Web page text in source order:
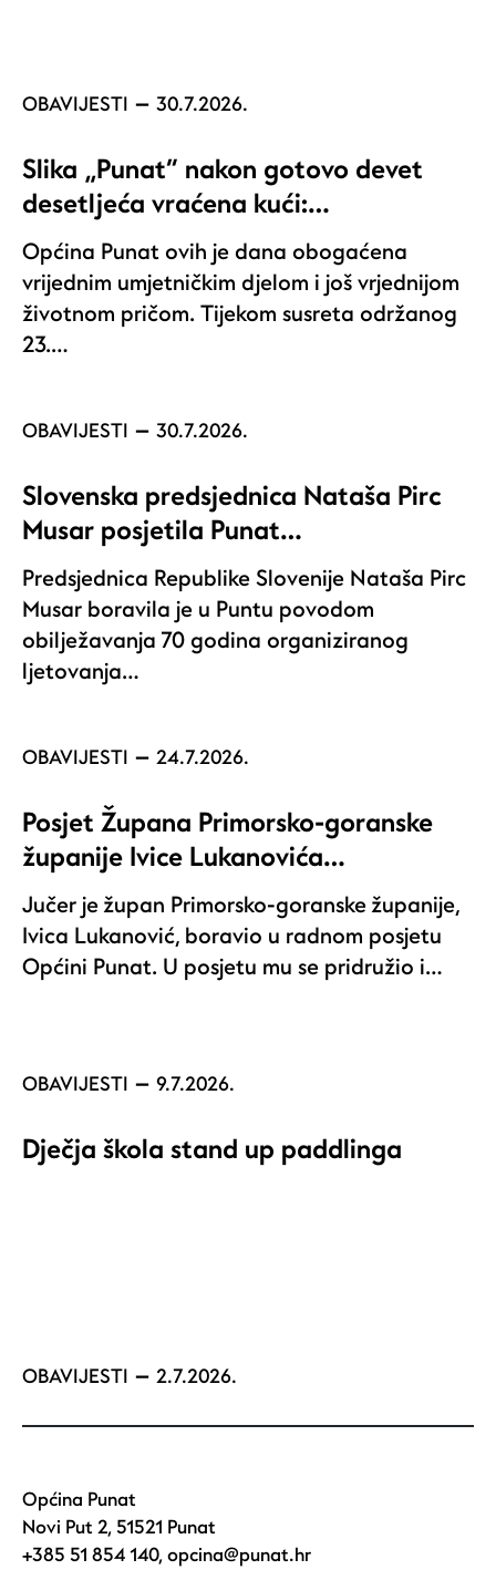
OBAVIJESTI 30.7.2026.
Slika „Punat“ nakon gotovo devet
desetljeća vraćena kući:…
Općina Punat ovih je dana obogaćena
vrijednim umjetničkim djelom i još vrjednijom
životnom pričom. Tijekom susreta održanog
23.…
OBAVIJESTI 30.7.2026.
Slovenska predsjednica Nataša Pirc
Musar posjetila Punat…
Predsjednica Republike Slovenije Nataša Pirc
Musar boravila je u Puntu povodom
obilježavanja 70 godina organiziranog
ljetovanja…
OBAVIJESTI 24.7.2026.
Posjet Župana Primorsko-goranske
županije Ivice Lukanovića…
Jučer je župan Primorsko-goranske županije,
Ivica Lukanović, boravio u radnom posjetu
Općini Punat. U posjetu mu se pridružio i…
OBAVIJESTI 9.7.2026.
Dječja škola stand up paddlinga
OBAVIJESTI 2.7.2026.
Općina Punat
Novi Put 2, 51521 Punat
+385 51 854 140,opcina@punat.hr